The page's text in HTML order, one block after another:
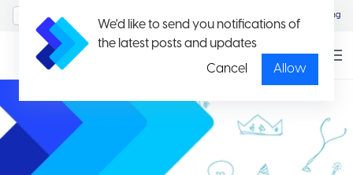
We'd like to send you notifications of
the latest posts and updates
Cancel
Allow
Eng